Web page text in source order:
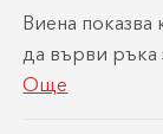
Виена показва
да върви ръка
Още